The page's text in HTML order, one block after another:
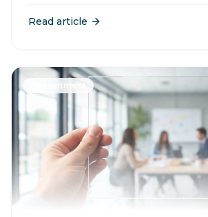
Read article
Recruitment